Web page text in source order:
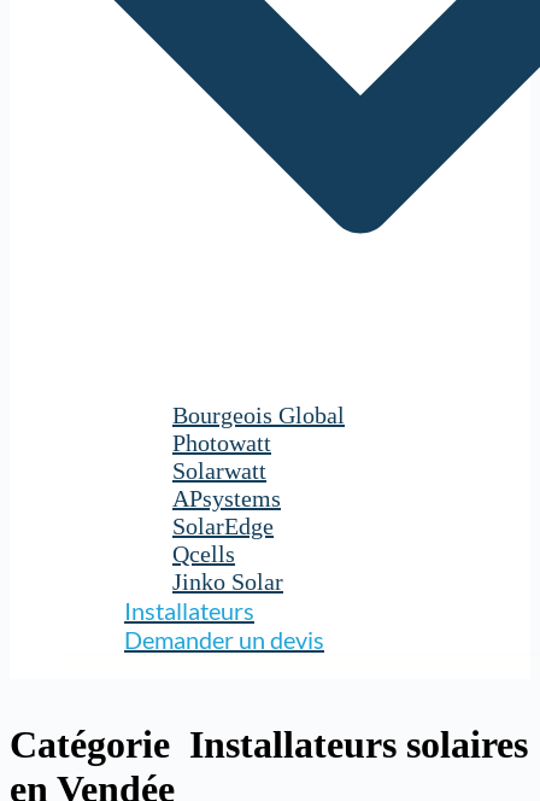
Bourgeois Global
Photowatt
Solarwatt
APsystems
SolarEdge
Qcells
Jinko Solar
Installateurs
Demander un devis
Catégorie Installateurs solaires
en Vendée